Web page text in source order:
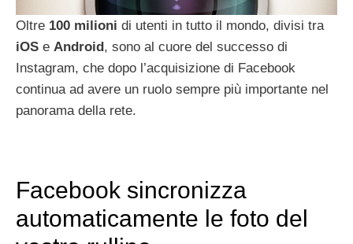
Oltre 100 milioni di utenti in tutto il mondo, divisi tra
iOS e Android, sono al cuore del successo di
Instagram, che dopo l’acquisizione di Facebook
continua ad avere un ruolo sempre più importante nel
panorama della rete.
Facebook sincronizza
automaticamente le foto del